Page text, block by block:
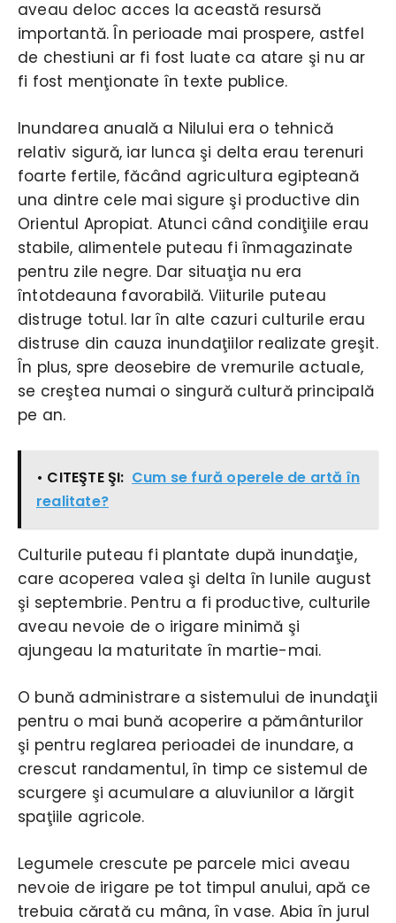
aveau deloc acces la această resursă
importantă. În perioade mai prospere, astfel
de chestiuni ar fi fost luate ca atare şi nu ar
fi fost menţionate în texte publice.
Inundarea anuală a Nilului era o tehnică
relativ sigură, iar lunca şi delta erau terenuri
foarte fertile, făcând agricultura egipteană
una dintre cele mai sigure şi productive din
Orientul Apropiat. Atunci când condiţiile erau
stabile, alimentele puteau fi înmagazinate
pentru zile negre. Dar situaţia nu era
întotdeauna favorabilă. Viiturile puteau
distruge totul. Iar în alte cazuri culturile erau
distruse din cauza inundaţiilor realizate greşit.
În plus, spre deosebire de vremurile actuale,
se creştea numai o singură cultură principală
pe an.
• CITEŞTE ŞI: Cum se fură operele de artă în
realitate?
Culturile puteau fi plantate după inundaţie,
care acoperea valea şi delta în lunile august
şi septembrie. Pentru a fi productive, culturile
aveau nevoie de o irigare minimă şi
ajungeau la maturitate în martie-mai.
O bună administrare a sistemului de inundaţii
pentru o mai bună acoperire a pământurilor
şi pentru reglarea perioadei de inundare, a
crescut randamentul, în timp ce sistemul de
scurgere şi acumulare a aluviunilor a lărgit
spaţiile agricole.
Legumele crescute pe parcele mici aveau
nevoie de irigare pe tot timpul anului, apă ce
trebuia cărată cu mâna, în vase. Abia în jurul